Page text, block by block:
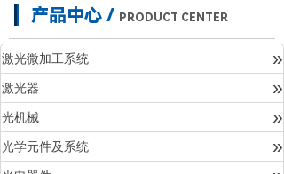
产品中心 / PRODUCT CENTER
激光微加工系统 »
激光器 »
光机械 »
光学元件及系统 »